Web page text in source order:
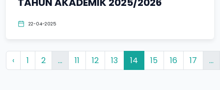
22-04-2025
‹ 1 2 ... 11 12 13 14 15 16 17 ...